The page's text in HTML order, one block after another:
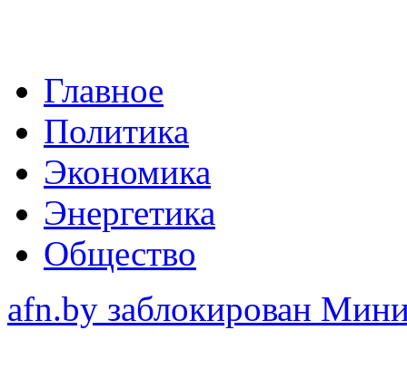
Главное
Политика
Экономика
Энергетика
Общество
afn.by заблокирован